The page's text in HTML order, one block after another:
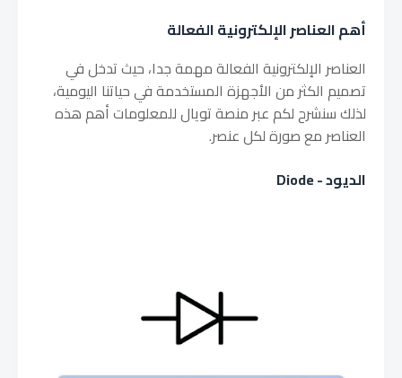
أهم العناصر الإلكترونية الفعالة
العناصر الإلكترونية الفعالة مهمة جدا، حيث تدخل في
تصميم الكثر من الأجهزة المستخدمة في حياتنا اليومية،
لذلك سنشرح لكم عبر منصة تويال للمعلومات أهم هذه
العناصر مع صورة لكل عنصر.
الديود - Diode